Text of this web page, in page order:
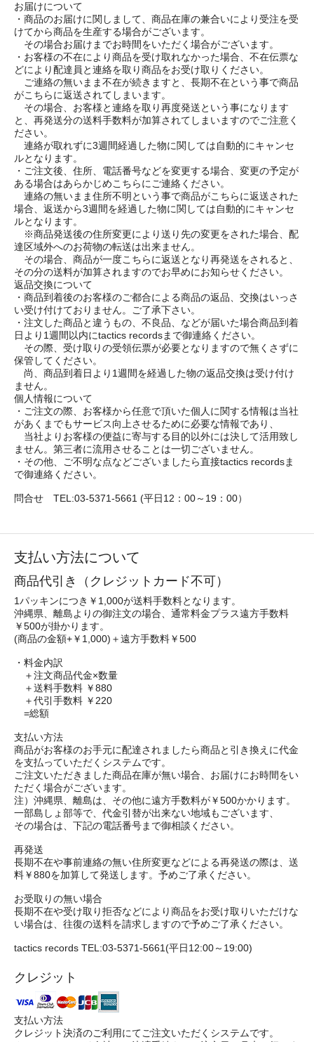
お届けについて
・商品のお届けに関しまして、商品在庫の兼合いにより受注を受
けてから商品を生産する場合がございます。
その場合お届けまでお時間をいただく場合がございます。
・お客様の不在により商品を受け取れなかった場合、不在伝票な
どにより配達員と連絡を取り商品をお受け取りください。
ご連絡の無いまま不在が続きますと、長期不在という事で商品
がこちらに返送されてしまいます。
その場合、お客様と連絡を取り再度発送という事になります
と、再発送分の送料手数料が加算されてしまいますのでご注意く
ださい。
連絡が取れずに3週間経過した物に関しては自動的にキャンセ
ルとなります。
・ご注文後、住所、電話番号などを変更する場合、変更の予定が
ある場合はあらかじめこちらにご連絡ください。
連絡の無いまま住所不明という事で商品がこちらに返送された
場合、返送から3週間を経過した物に関しては自動的にキャンセ
ルとなります。
※商品発送後の住所変更により送り先の変更をされた場合、配
達区域外へのお荷物の転送は出来ません。
その場合、商品が一度こちらに返送となり再発送をされると、
その分の送料が加算されますのでお早めにお知らせください。
返品交換について
・商品到着後のお客様のご都合による商品の返品、交換はいっさ
い受け付けておりません。ご了承下さい。
・注文した商品と違うもの、不良品、などが届いた場合商品到着
日より1週間以内にtactics recordsまで御連絡ください。
その際、受け取りの受領伝票が必要となりますので無くさずに
保管してください。
尚、商品到着日より1週間を経過した物の返品交換は受け付け
ません。
個人情報について
・ご注文の際、お客様から任意で頂いた個人に関する情報は当社
があくまでもサービス向上させるために必要な情報であり、
当社よりお客様の便益に寄与する目的以外には決して活用致し
ません。第三者に流用させることは一切ございません。
・その他、ご不明な点などございましたら直接tactics recordsま
で御連絡ください。
問合せ TEL:03-5371-5661 (平日12：00～19：00）
支払い方法について
商品代引き（クレジットカード不可）
1パッキンにつき￥1,000が送料手数料となります。
沖縄県、離島よりの御注文の場合、通常料金プラス遠方手数料
￥500が掛かります。
(商品の金額+￥1,000)＋遠方手数料￥500
・料金内訳
＋注文商品代金×数量
＋送料手数料 ￥880
＋代引手数料 ￥220
=総額
支払い方法
商品がお客様のお手元に配達されましたら商品と引き換えに代金
を支払っていただくシステムです。
ご注文いただきました商品在庫が無い場合、お届けにお時間をい
ただく場合がございます。
注）沖縄県、離島は、その他に遠方手数料が￥500かかります。
一部島しょ部等で、代金引替が出来ない地域もございます、
その場合は、下記の電話番号まで御相談ください。
再発送
長期不在や事前連絡の無い住所変更などによる再発送の際は、送
料￥880を加算して発送します。予めご了承ください。
お受取りの無い場合
長期不在や受け取り拒否などにより商品をお受け取りいただけな
い場合は、往復の送料を請求しますので予めご了承ください。
tactics records TEL:03-5371-5661(平日12:00～19:00)
クレジット
支払い方法
クレジット決済のご利用にてご注文いただくシステムです。